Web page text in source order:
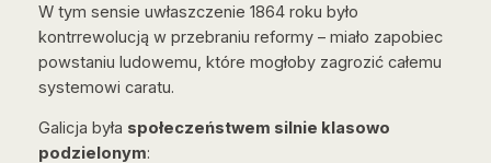
W tym sensie uwłaszczenie 1864 roku było
kontrrewolucją w przebraniu reformy – miało zapobiec
powstaniu ludowemu, które mogłoby zagrozić całemu
systemowi caratu.
Galicja była społeczeństwem silnie klasowo
podzielonym: